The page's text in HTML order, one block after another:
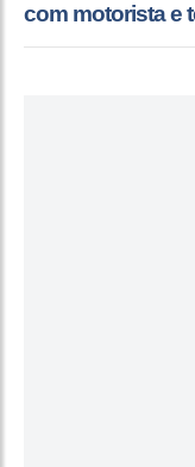
com motorista e